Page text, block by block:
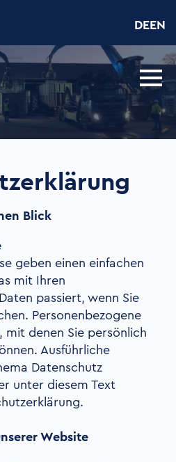
DEEN
Blick
geben einen einfachen
mit Ihren
passiert, wenn Sie
Personenbezogene
mit denen Sie persönlich
Ausführliche
Datenschutz
unter diesem Text
Website